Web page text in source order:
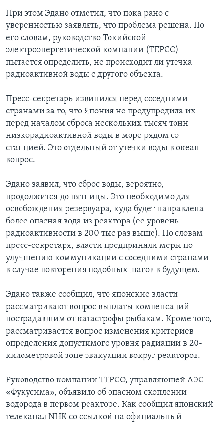
При этом Эдано отметил, что пока рано с
уверенностью заявлять, что проблема решена. По
его словам, руководство Токийской
электроэнергетической компании (TEPCO)
пытается определить, не происходит ли утечка
радиоактивной воды с другого объекта.
Пресс-секретарь извинился перед соседними
странами за то, что Япония не предупредила их
перед началом сброса нескольких тысяч тонн
низкорадиоактивной воды в море рядом со
станцией. Это отдельный от утечки воды в океан
вопрос.
Эдано заявил, что сброс воды, вероятно,
продолжится до пятницы. Это необходимо для
освобождения резервуара, куда будет направлена
более опасная вода из реактора (ее уровень
радиоактивности в 200 тыс раз выше). По словам
пресс-секретаря, власти предприняли меры по
улучшению коммуникации с соседними странами
в случае повторения подобных шагов в будущем.
Эдано также сообщил, что японские власти
рассматривают вопрос выплаты компенсаций
пострадавшим от катастрофы рыбакам. Кроме того,
рассматривается вопрос изменения критериев
определения допустимого уровня радиации в 20-
километровой зоне эвакуации вокруг реакторов.
Руководство компании TEPCO, управляющей АЭС
«Фукусима», объявило об опасном скоплении
водорода в первом реакторе. Как сообщил японский
телеканал NHK со ссылкой на официальный